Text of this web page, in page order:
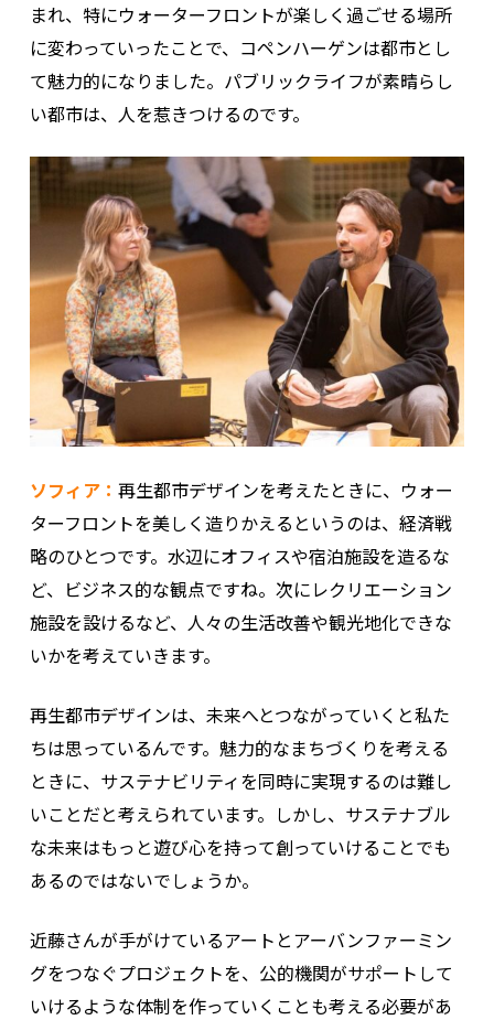
まれ、特にウォーターフロントが楽しく過ごせる場所
に変わっていったことで、コペンハーゲンは都市とし
て魅力的になりました。パブリックライフが素晴らし
い都市は、人を惹きつけるのです。
ソフィア： 再生都市デザインを考えたときに、ウォー
ターフロントを美しく造りかえるというのは、経済戦
略のひとつです。水辺にオフィスや宿泊施設を造るな
ど、ビジネス的な観点ですね。次にレクリエーション
施設を設けるなど、人々の生活改善や観光地化できな
いかを考えていきます。
再生都市デザインは、未来へとつながっていくと私た
ちは思っているんです。魅力的なまちづくりを考える
ときに、サステナビリティを同時に実現するのは難し
いことだと考えられています。しかし、サステナブル
な未来はもっと遊び心を持って創っていけることでも
あるのではないでしょうか。
近藤さんが手がけているアートとアーバンファーミン
グをつなぐプロジェクトを、公的機関がサポートして
いけるような体制を作っていくことも考える必要があ